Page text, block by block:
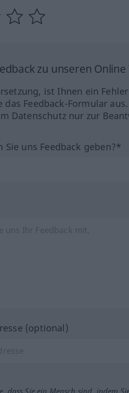
zu unseren
ist Ihnen ein
das Feedback-Formular
Datenschutz nur zur
Sie uns Feedback geben?*
(optional)
dass Sie ein Mensch sind, indem